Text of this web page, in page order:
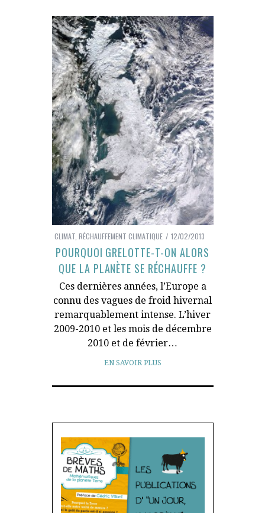
CLIMAT, RÉCHAUFFEMENT CLIMATIQUE 12/02/2013
POURQUOI GRELOTTE-T-ON ALORS
QUE LA PLANÈTE SE RÉCHAUFFE ?
Ces dernières années, l’Europe a
connu des vagues de froid hivernal
remarquablement intense. L’hiver
2009-2010 et les mois de décembre
2010 et de février…
EN SAVOIR PLUS